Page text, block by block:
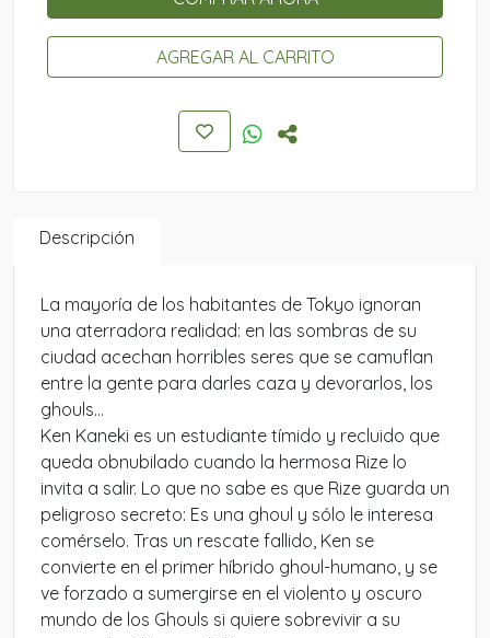
AGREGAR AL CARRITO
Descripción
La mayoría de los habitantes de Tokyo ignoran
una aterradora realidad: en las sombras de su
ciudad acechan horribles seres que se camuflan
entre la gente para darles caza y devorarlos, los
ghouls…
Ken Kaneki es un estudiante tímido y recluido que
queda obnubilado cuando la hermosa Rize lo
invita a salir. Lo que no sabe es que Rize guarda un
peligroso secreto: Es una ghoul y sólo le interesa
comérselo. Tras un rescate fallido, Ken se
convierte en el primer híbrido ghoul-humano, y se
ve forzado a sumergirse en el violento y oscuro
mundo de los Ghouls si quiere sobrevivir a su